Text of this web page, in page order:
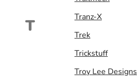
T
Tranz-X
Trek
Trickstuff
Troy Lee Designs